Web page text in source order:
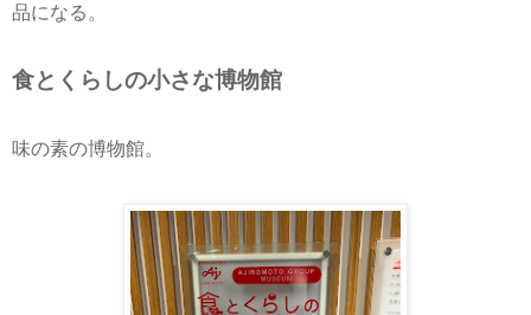
品になる。
食とくらしの小さな博物館
味の素の博物館。